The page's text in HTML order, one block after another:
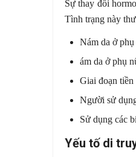
Sự thay đổi
Tình trạng này
Nám da ở
ám da ở phụ
Giai đoạn
Người sử
Sử dụng các
Yếu tố di